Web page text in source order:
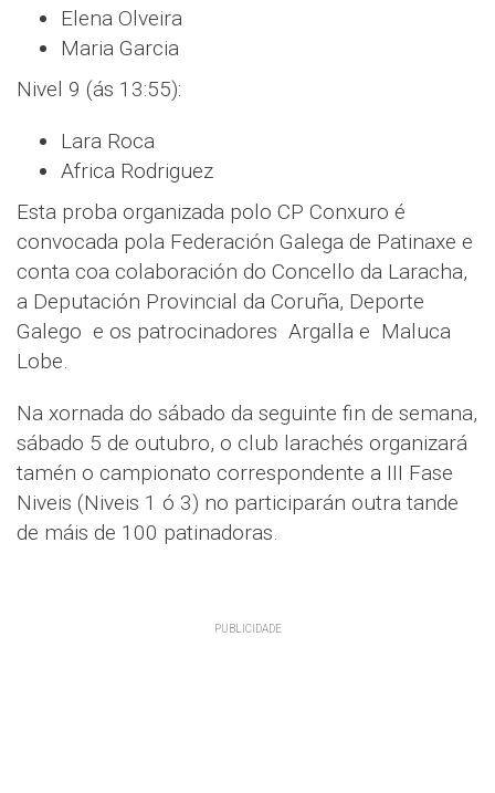
Elena Olveira
Maria Garcia
Nivel 9 (ás 13:55):
Lara Roca
Africa Rodriguez
Esta proba organizada polo CP Conxuro é
convocada pola Federación Galega de Patinaxe e
conta coa colaboración do Concello da Laracha,
a Deputación Provincial da Coruña, Deporte
Galego e os patrocinadores Argalla e Maluca
Lobe.
Na xornada do sábado da seguinte fin de semana,
sábado 5 de outubro, o club larachés organizará
tamén o campionato correspondente a III Fase
Niveis (Niveis 1 ó 3) no participarán outra tande
de máis de 100 patinadoras.